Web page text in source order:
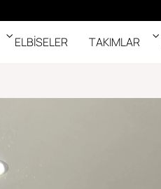
ELBİSELER TAKIMLAR